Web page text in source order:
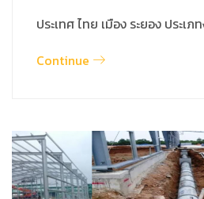
ประเทศ ไทย เมือง ระยอง ประเภ
Continue